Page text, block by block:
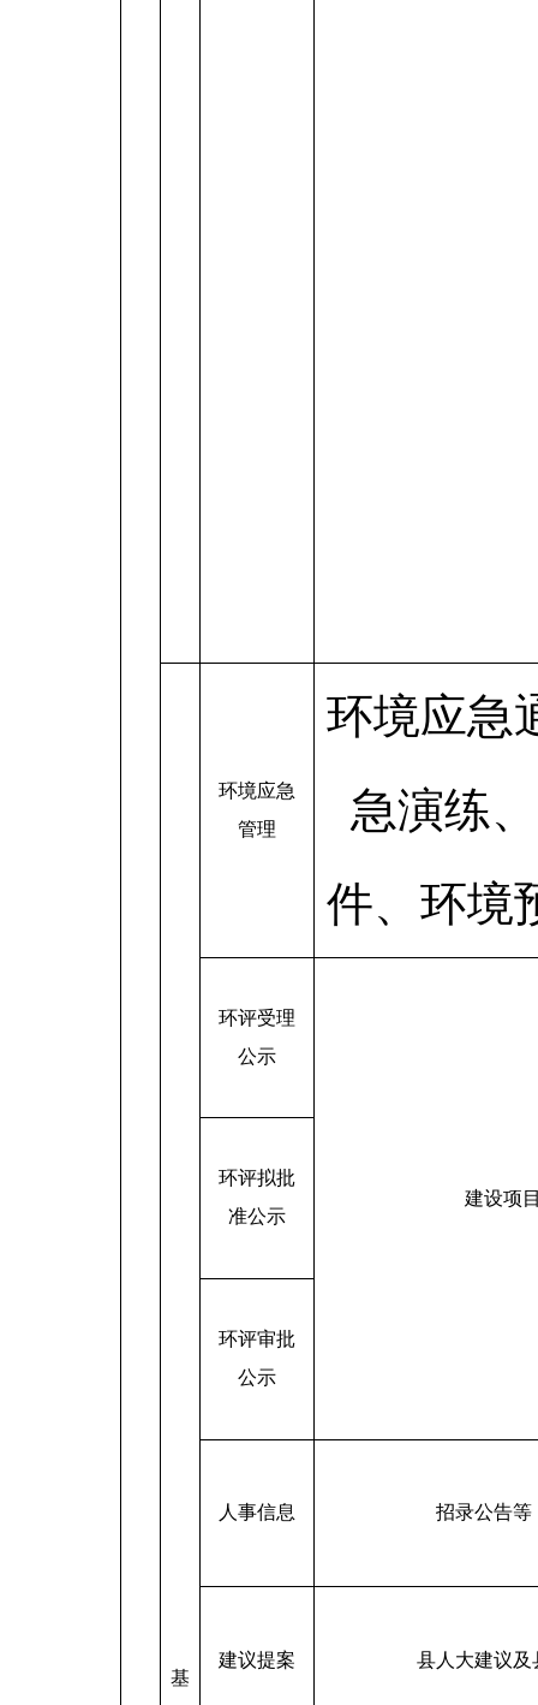
基
环境应急
管理
环境应急
急演练
件、环境
环评受理
公示
建设项
环评拟批
准公示
环评审批
公示
人事信息 招录公告等
建议提案 县人大建议及